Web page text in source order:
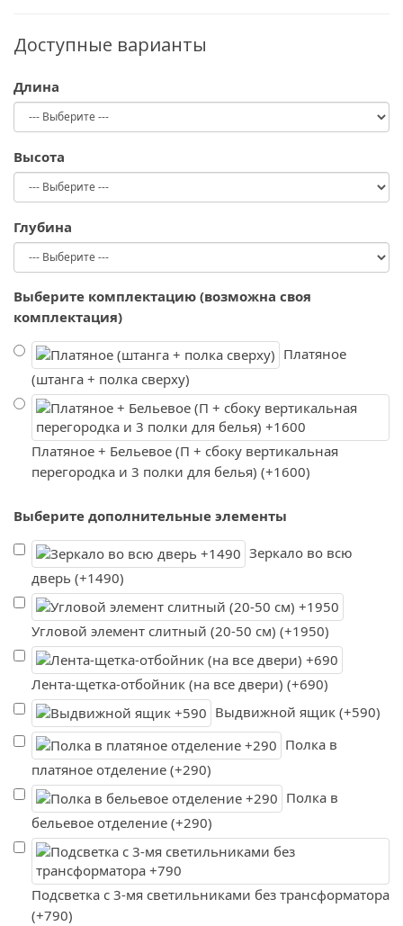
Доступные варианты
Длина
Высота
Глубина
Выберите комплектацию (возможна своя
комплектация)
Платяное
(штанга + полка сверху)
Платяное + Бельевое (П + сбоку вертикальная
перегородка и 3 полки для белья) (+1600)
Выберите дополнительные элементы
Зеркало во всю
дверь (+1490)
Угловой элемент слитный (20-50 см) (+1950)
Лента-щетка-отбойник (на все двери) (+690)
Выдвижной ящик (+590)
Полка в
платяное отделение (+290)
Полка в
бельевое отделение (+290)
Подсветка с 3-мя светильниками без трансформатора
(+790)